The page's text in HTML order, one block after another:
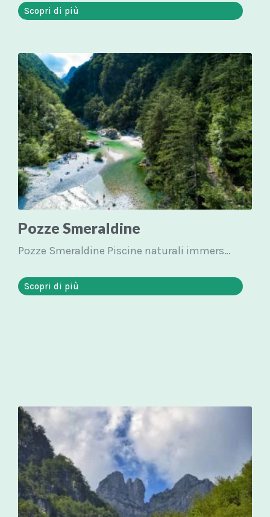
Scopri di più
Pozze Smeraldine
Pozze Smeraldine Piscine naturali immerse nei boschi, acqua limpida e cristallina che...
Scopri di più